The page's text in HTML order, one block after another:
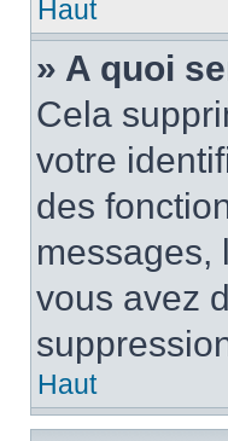
Haut
» A quoi
Cela
votre
des
messages,
vous avez
Haut